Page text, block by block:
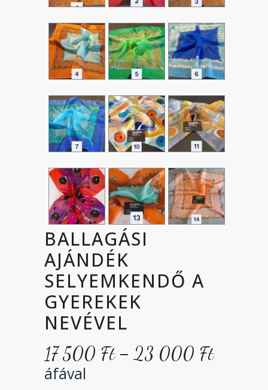
BALLAGÁSI
AJÁNDÉK
SELYEMKENDŐ A
GYEREKEK
NEVÉVEL
17 500 Ft – 23 000 Ft17
áfával